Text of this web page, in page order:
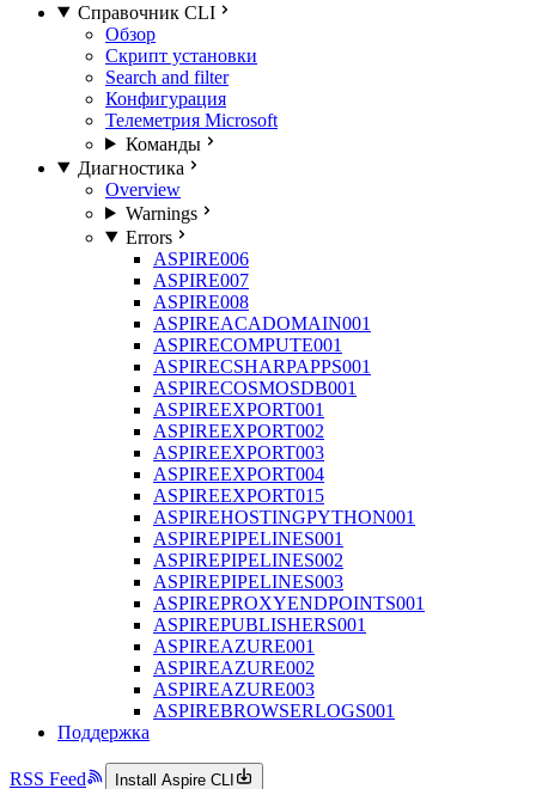
Справочник CLI
Обзор
Скрипт установки
Search and filter
Конфигурация
Телеметрия Microsoft
Команды
Диагностика
Overview
Warnings
Errors
ASPIRE006
ASPIRE007
ASPIRE008
ASPIREACADOMAIN001
ASPIRECOMPUTE001
ASPIRECSHARPAPPS001
ASPIRECOSMOSDB001
ASPIREEXPORT001
ASPIREEXPORT002
ASPIREEXPORT003
ASPIREEXPORT004
ASPIREEXPORT015
ASPIREHOSTINGPYTHON001
ASPIREPIPELINES001
ASPIREPIPELINES002
ASPIREPIPELINES003
ASPIREPROXYENDPOINTS001
ASPIREPUBLISHERS001
ASPIREAZURE001
ASPIREAZURE002
ASPIREAZURE003
ASPIREBROWSERLOGS001
Поддержка
RSS Feed Install Aspire CLI